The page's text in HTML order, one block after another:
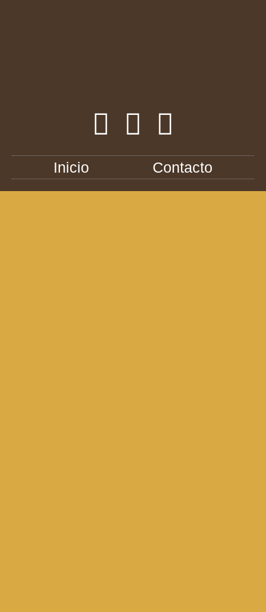
Inicio Contacto